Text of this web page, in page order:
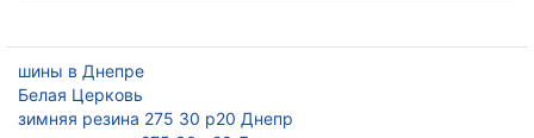
шины в Днепре
Белая Церковь
зимняя резина 275 30 р20 Днепр